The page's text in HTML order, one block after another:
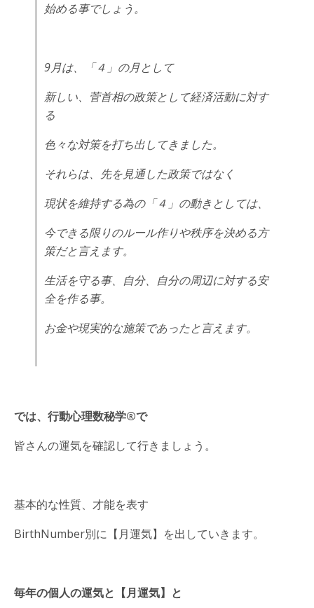
始める事でしょう。
9月は、「４」の月として
新しい、菅首相の政策として経済活動に対す
る
色々な対策を打ち出してきました。
それらは、先を見通した政策ではなく
現状を維持する為の「４」の動きとしては、
今できる限りのルール作りや秩序を決める方
策だと言えます。
生活を守る事、自分、自分の周辺に対する安
全を作る事。
お金や現実的な施策であったと言えます。
では、 行動心理数秘学®️で
皆さんの運気を確認して行きましょう。
基本的な性質、才能を表す
BirthNumber別に【月運気】を出していきます。
毎年の個人の運気と【月運気】と